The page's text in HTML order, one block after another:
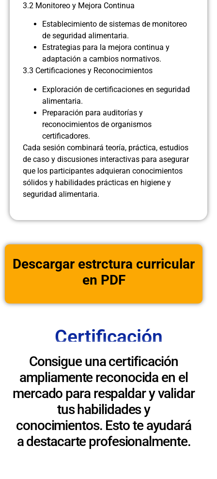
3.2 Monitoreo y Mejora Continua
Establecimiento de sistemas de monitoreo
de seguridad alimentaria.
Estrategias para la mejora continua y
adaptación a cambios normativos.
3.3 Certificaciones y Reconocimientos
Exploración de certificaciones en seguridad
alimentaria.
Preparación para auditorías y
reconocimientos de organismos
certificadores.
Cada sesión combinará teoría, práctica, estudios
de caso y discusiones interactivas para asegurar
que los participantes adquieran conocimientos
sólidos y habilidades prácticas en higiene y
seguridad alimentaria.
Descargar estrctura curricular
en PDF
Certificación
Consigue una certificación
ampliamente reconocida en el
mercado para respaldar y validar
tus habilidades y
conocimientos. Esto te ayudará
a destacarte profesionalmente.